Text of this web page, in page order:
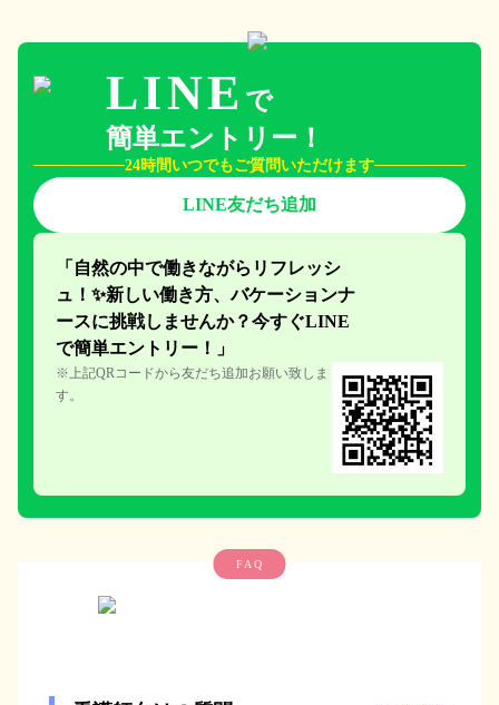
LINE で
簡単エントリー！
24時間いつでもご質問いただけます
LINE友だち追加
「自然の中で働きながらリフレッシ
ュ！✨新しい働き方、バケーションナ
ースに挑戦しませんか？今すぐLINE
で簡単エント リー！」
※上記QRコードから友だち追加お願い致しま
す。
FAQ